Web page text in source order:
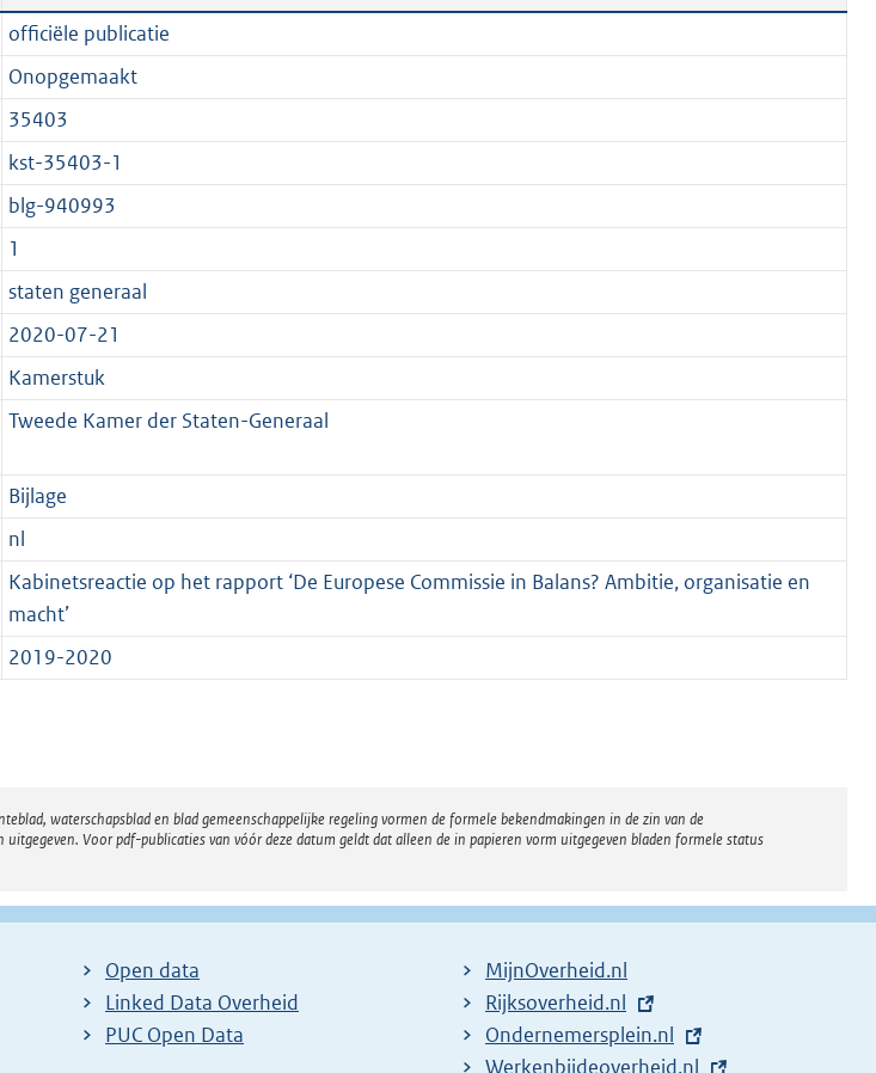
n
d
s
g
r
o
o
t
e
:
1
K
b
a
n
d
s
g
r
o
t
t
e
:
1
K
officiële publicatie
Onopgemaakt
35403
kst-35403-1
blg-940993
1
staten generaal
2020-07-21
Kamerstuk
Tweede Kamer der Staten-Generaal
Bijlage
nl
Kabinetsreactie op het rapport ‘De Europese Commissie in Balans? Ambitie, organisatie en
macht’
2019-2020
waterschapsblad en blad gemeenschappelijke regeling vormen de formele bekendmakingen in de zin van de
Voor pdf-publicaties van vóór deze datum geldt dat alleen de in papieren vorm uitgegeven bladen formele status
Open data
Linked Data Overheid
PUC Open Data
MijnOverheid.nl
E
x
t
Rijksoverheid.nl
E
x
Ondernemersplein.nl
E
Werkenbijdeoverheid.nl